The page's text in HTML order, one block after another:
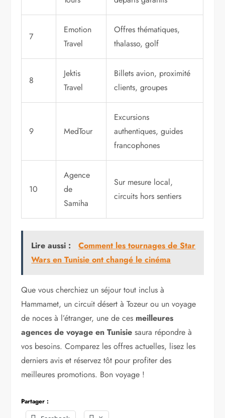
7
Emotion
Travel
Offres thématiques,
thalasso, golf
8
Jektis
Travel
Billets avion, proximité
clients, groupes
9 MedTour
Excursions
authentiques, guides
francophones
10
Agence
de
Samiha
Sur mesure local,
circuits hors sentiers
Lire aussi :
Comment les tournages de Star
Wars en Tunisie ont changé le cinéma
Que vous cherchiez un séjour tout inclus à
Hammamet, un circuit désert à Tozeur ou un voyage
de noces à l’étranger, une de ces meilleures
agences de voyage en Tunisie saura répondre à
vos besoins. Comparez les offres actuelles, lisez les
derniers avis et réservez tôt pour profiter des
meilleures promotions. Bon voyage !
Partager :